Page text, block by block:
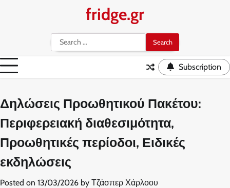
fridge.gr
Search
for:
Subscription
Δηλώσεις Προωθητικού Πακέτου:
Περιφερειακή διαθεσιμότητα,
Προωθητικές περίοδοι, Ειδικές
εκδηλώσεις
Posted on 13/03/2026 by Τζάσπερ Χάρλοου